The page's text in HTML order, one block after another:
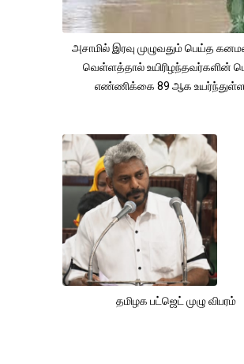
அசாமில் இரவு முழுவதும் பெய்த
வெள்ளத்தால் உயிரிழந்தவர்களின்
எண்ணிக்கை 89 ஆக
தமிழக பட்ஜெட் முழு விபரம்